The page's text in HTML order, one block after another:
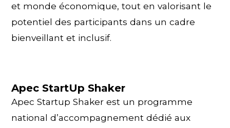
et monde économique, tout en valorisant le
potentiel des participants dans un cadre
bienveillant et inclusif.
Apec StartUp Shaker
Apec Startup Shaker est un programme
national d’accompagnement dédié aux